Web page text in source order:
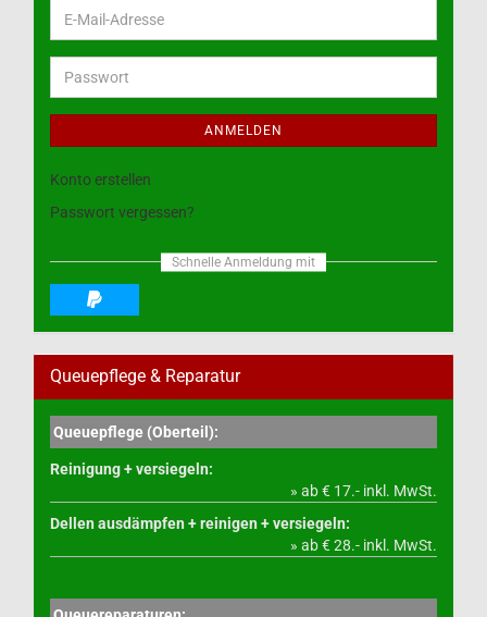
E-
Mail-
Adresse
Passwort
ANMELDEN
Konto erstellen
Passwort vergessen?
Schnelle Anmeldung mit
Queuepflege & Reparatur
Queuepflege (Oberteil):
Reinigung + versiegeln:
» ab € 17.- inkl. MwSt.
Dellen ausdämpfen + reinigen + versiegeln:
» ab € 28.- inkl. MwSt.